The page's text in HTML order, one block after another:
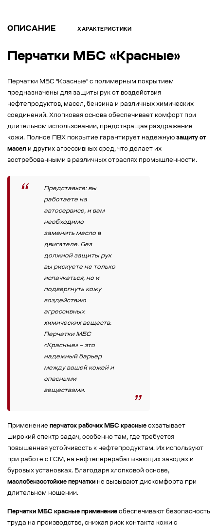
ОПИСАНИЕ ХАРАКТЕРИСТИКИ
Перчатки МБС «Красные»
Перчатки МБС "Красные" с полимерным покрытием
предназначены для защиты рук от воздействия
нефтепродуктов, масел, бензина и различных химических
соединений. Хлопковая основа обеспечивает комфорт при
длительном использовании, предотвращая раздражение
кожи. Полное ПВХ покрытие гарантирует надежную защиту от
масел и других агрессивных сред, что делает их
востребованными в различных отраслях промышленности.
Представьте: вы
работаете на
автосервисе, и вам
необходимо
заменить масло в
двигателе. Без
должной защиты рук
вы рискуете не только
испачкаться, но и
подвергнуть кожу
воздействию
агрессивных
химических веществ.
Перчатки МБС
«Красные» – это
надежный барьер
между вашей кожей и
опасными
веществами.
Применение перчаток рабочих МБС красные охватывает
широкий спектр задач, особенно там, где требуется
повышенная устойчивость к нефтепродуктам. Их используют
при работе с ГСМ, на нефтеперерабатывающих заводах и
буровых установках. Благодаря хлопковой основе,
маслобензостойкие перчатки не вызывают дискомфорта при
длительном ношении.
Перчатки МБС красные применение обеспечивают безопасность
труда на производстве, снижая риск контакта кожи с